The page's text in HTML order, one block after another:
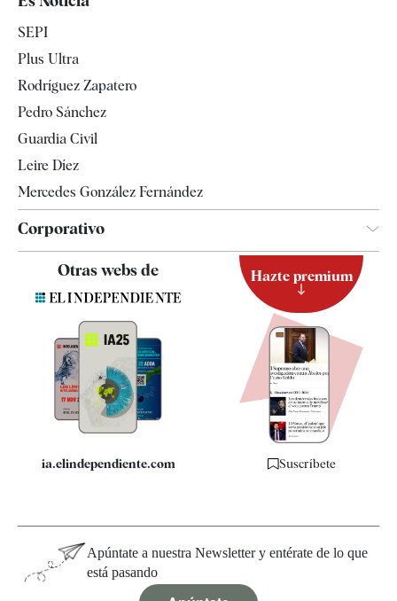
Televisión
SEPI
Plus Ultra
Rodríguez Zapatero
Pedro Sánchez
Guardia Civil
Leire Díez
Mercedes González Fernández
Corporativo
Contacto
Quiénes somos
Especificaciones
Otras webs de
ia.elindependiente.com
Hazte premium
Suscríbete
Apúntate a nuestra Newsletter y entérate de lo que
está pasando